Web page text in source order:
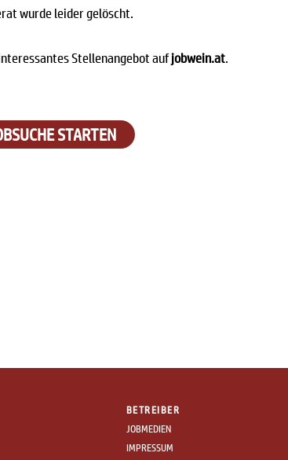
wurde leider gelöscht.
Stellenangebot aufjobwein.at
STARTEN
BETREIBER
JOBMEDIEN
IMPRESSUM